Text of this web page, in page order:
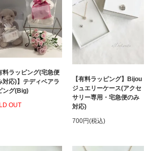
料ラッピング(宅急便
対応)】テディベアラ
ング(Big)
OUT
【有料ラッピング】Bijou
ジュエリーケース(アクセ
サリー専用・宅急便のみ
対応)
700円(税込)